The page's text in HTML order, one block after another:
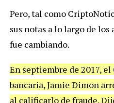
Pero, tal como
sus notas a lo largo de
fue cambiando.
En septiembre de 2017,
bancaria, Jamie Dimon
al calificarlo de fraude.